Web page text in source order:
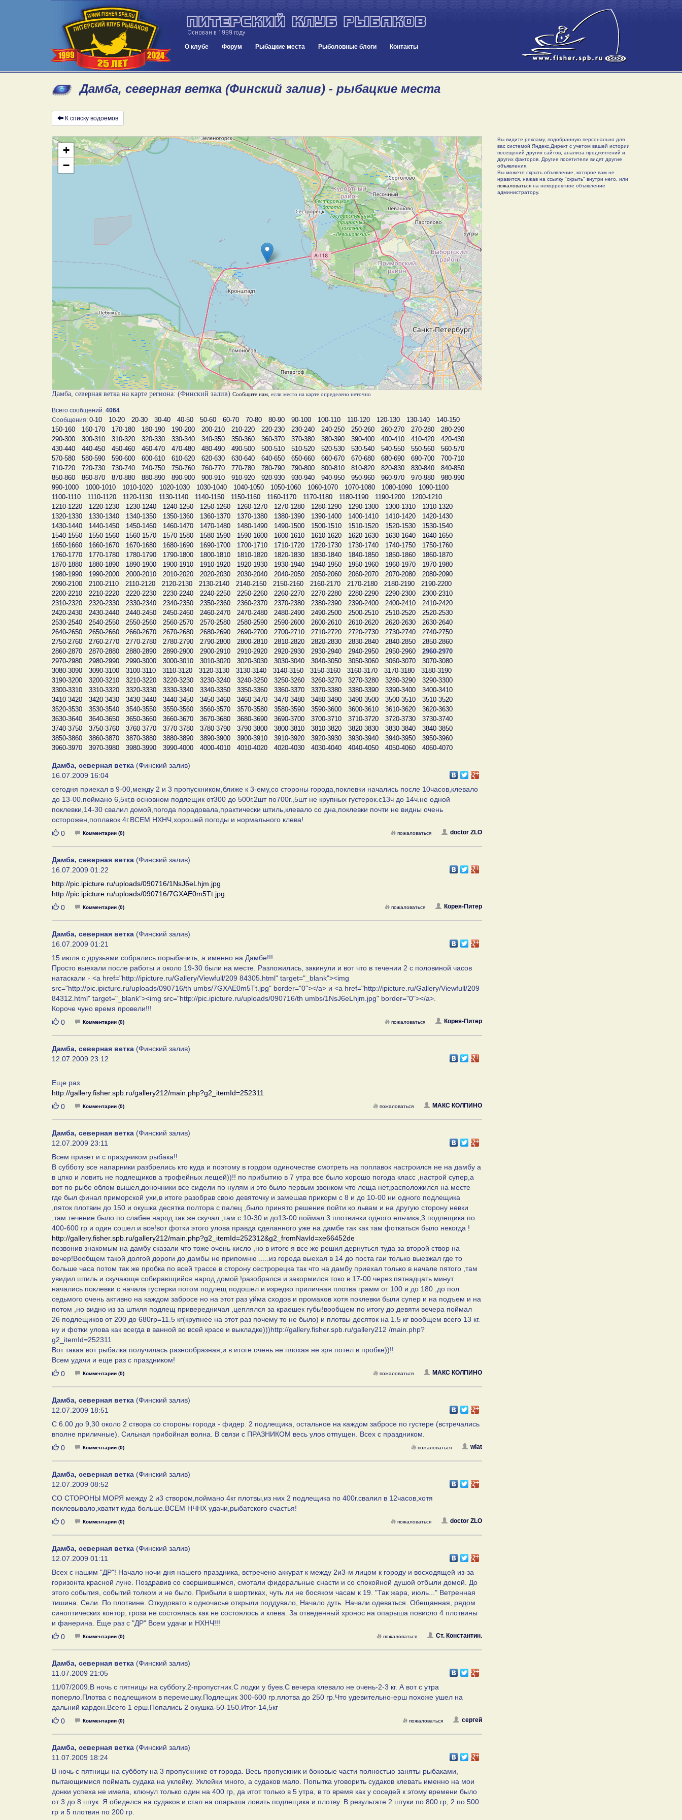
О клубе Форум Рыбацкие места Рыболовные блоги Контакты
Дамба, северная ветка (Финский залив) - рыбацкие места
К списку водоемов
+
−
Дамба, северная ветка на карте региона: (Финский залив) Сообщите нам , если место на карте определено неточно
Всего сообщений: 4064
Сообщения: 0-10 10-20 20-30 30-40 40-50 50-60 60-70 70-80 80-90 90-100 100-110 110-120 120-130 130-140
140-150
150-160
160-170 170-180 180-190 190-200 200-210 210-220 220-230 230-240 240-250 250-260 260-270 270-280
280-290
290-300
300-310 310-320 320-330 330-340 340-350 350-360 360-370 370-380 380-390 390-400 400-410 410-420
420-430
430-440
440-450 450-460 460-470 470-480 480-490 490-500 500-510 510-520 520-530 530-540 540-550 550-560
560-570
570-580
580-590 590-600 600-610 610-620 620-630 630-640 640-650 650-660 660-670 670-680 680-690 690-700
700-710
710-720
720-730 730-740 740-750 750-760 760-770 770-780 780-790 790-800 800-810 810-820 820-830 830-840
840-850
850-860
860-870 870-880 880-890 890-900 900-910 910-920 920-930 930-940 940-950 950-960 960-970 970-980
980-990
990-1000
1000-1010 1010-1020 1020-1030 1030-1040 1040-1050 1050-1060 1060-1070 1070-1080 1080-1090
1090-1100
1100-1110
1110-1120 1120-1130 1130-1140 1140-1150 1150-1160 1160-1170 1170-1180 1180-1190 1190-1200
1200-1210
1210-1220
1220-1230 1230-1240 1240-1250 1250-1260 1260-1270 1270-1280 1280-1290 1290-1300 1300-1310
1310-1320
1320-1330
1330-1340 1340-1350 1350-1360 1360-1370 1370-1380 1380-1390 1390-1400 1400-1410 1410-1420
1420-1430
1430-1440
1440-1450 1450-1460 1460-1470 1470-1480 1480-1490 1490-1500 1500-1510 1510-1520 1520-1530
1530-1540
1540-1550
1550-1560 1560-1570 1570-1580 1580-1590 1590-1600 1600-1610 1610-1620 1620-1630 1630-1640
1640-1650
1650-1660
1660-1670 1670-1680 1680-1690 1690-1700 1700-1710 1710-1720 1720-1730 1730-1740 1740-1750
1750-1760
1760-1770
1770-1780 1780-1790 1790-1800 1800-1810 1810-1820 1820-1830 1830-1840 1840-1850 1850-1860
1860-1870
1870-1880
1880-1890 1890-1900 1900-1910 1910-1920 1920-1930 1930-1940 1940-1950 1950-1960 1960-1970
1970-1980
1980-1990
1990-2000 2000-2010 2010-2020 2020-2030 2030-2040 2040-2050 2050-2060 2060-2070 2070-2080
2080-2090
2090-2100
2100-2110 2110-2120 2120-2130 2130-2140 2140-2150 2150-2160 2160-2170 2170-2180 2180-2190
2190-2200
2200-2210
2210-2220 2220-2230 2230-2240 2240-2250 2250-2260 2260-2270 2270-2280 2280-2290 2290-2300
2300-2310
2310-2320
2320-2330 2330-2340 2340-2350 2350-2360 2360-2370 2370-2380 2380-2390 2390-2400 2400-2410
2410-2420
2420-2430
2430-2440 2440-2450 2450-2460 2460-2470 2470-2480 2480-2490 2490-2500 2500-2510 2510-2520
2520-2530
2530-2540
2540-2550 2550-2560 2560-2570 2570-2580 2580-2590 2590-2600 2600-2610 2610-2620 2620-2630
2630-2640
2640-2650
2650-2660 2660-2670 2670-2680 2680-2690 2690-2700 2700-2710 2710-2720 2720-2730 2730-2740
2740-2750
2750-2760
2760-2770 2770-2780 2780-2790 2790-2800 2800-2810 2810-2820 2820-2830 2830-2840 2840-2850
2850-2860
2860-2870
2870-2880 2880-2890 2890-2900 2900-2910 2910-2920 2920-2930 2930-2940 2940-2950 2950-2960
2960-2970
2970-2980
2980-2990 2990-3000 3000-3010 3010-3020 3020-3030 3030-3040 3040-3050 3050-3060 3060-3070
3070-3080
3080-3090
3090-3100 3100-3110 3110-3120 3120-3130 3130-3140 3140-3150 3150-3160 3160-3170 3170-3180
3180-3190
3190-3200
3200-3210 3210-3220 3220-3230 3230-3240 3240-3250 3250-3260 3260-3270 3270-3280 3280-3290
3290-3300
3300-3310
3310-3320 3320-3330 3330-3340 3340-3350 3350-3360 3360-3370 3370-3380 3380-3390 3390-3400
3400-3410
3410-3420
3420-3430 3430-3440 3440-3450 3450-3460 3460-3470 3470-3480 3480-3490 3490-3500 3500-3510
3510-3520
3520-3530
3530-3540 3540-3550 3550-3560 3560-3570 3570-3580 3580-3590 3590-3600 3600-3610 3610-3620
3620-3630
3630-3640
3640-3650 3650-3660 3660-3670 3670-3680 3680-3690 3690-3700 3700-3710 3710-3720 3720-3730
3730-3740
3740-3750
3750-3760 3760-3770 3770-3780 3780-3790 3790-3800 3800-3810 3810-3820 3820-3830 3830-3840
3840-3850
3850-3860
3860-3870 3870-3880 3880-3890 3890-3900 3900-3910 3910-3920 3920-3930 3930-3940 3940-3950
3950-3960
3960-3970
3970-3980 3980-3990 3990-4000 4000-4010 4010-4020 4020-4030 4030-4040 4040-4050 4050-4060 4060-4070
Дамба, северная ветка (Финский залив)
16.07.2009 16:04
сегодня приехал в 9-00,между 2 и 3 пропускником,ближе к 3-ему,со стороны города,поклевки начались после 10часов,клевало
до 13-00.поймано 6,5кг,в основном подлещик от300 до 500г.2шт по700г.,5шт не крупных густерок.с13ч до 14ч.не одной
поклевки,14-30 свалил домой,погода порадовала,практически штиль,клевало со дна,поклевки почти не видны очень
осторожен,поплавок 4г.ВСЕМ НХНЧ,хорошей погоды и нормального клева!
Нравится
0 Комментарии (0) doctor ZLO
пожаловаться
Дамба, северная ветка (Финский залив)
16.07.2009 01:22
http://pic.ipicture.ru/uploads/090716/1NsJ6eLhjm.jpg
http://pic.ipicture.ru/uploads/090716/7GXAE0m5Tt.jpg
Нравится
0 Комментарии (0) Корея-Питер
пожаловаться
Дамба, северная ветка (Финский залив)
16.07.2009 01:21
15 июля с друзьями собрались порыбачить, а именно на Дамбе!!!
Просто выехали после работы и около 19-30 были на месте. Разложились, закинули и вот что в течении 2 с половиной часов
натаскали - <a href="http://ipicture.ru/Gallery/Viewfull/209 84305.html" target="_blank"><img
src="http://pic.ipicture.ru/uploads/090716/th umbs/7GXAE0m5Tt.jpg" border="0"></a> и <a href="http://ipicture.ru/Gallery/Viewfull/209
84312.html" target="_blank"><img src="http://pic.ipicture.ru/uploads/090716/th umbs/1NsJ6eLhjm.jpg" border="0"></a>.
Короче чуно время провели!!!
Нравится
0 Комментарии (0) Корея-Питер
пожаловаться
Дамба, северная ветка (Финский залив)
12.07.2009 23:12
Еще раз
http://gallery.fisher.spb.ru/gallery212/main.php?g2_itemId=252311
Нравится
0 Комментарии (0) МАКС КОЛПИНО
пожаловаться
Дамба, северная ветка (Финский залив)
12.07.2009 23:11
Всем привет и с праздником рыбака!!
В субботу все напарники разбрелись кто куда и поэтому в гордом одиночестве смотреть на поплавок настроился не на дамбу а
в цпко и ловить не подлещиков а трофейных лещей))!! по прибытию в 7 утра все было хорошо погода класс ,настрой супер,а
вот по рыбе облом вышел,доночники все сидели по нулям и это было первым звонком что леща нет,расположился на месте
где был финал приморской ухи,в итоге разобрав свою девяточку и замешав прикорм с 8 и до 10-00 ни одного подлещика
,пяток плотвин до 150 и окушка десятка полтора с палец ,было принято решение пойти ко львам и на другую сторону невки
,там течение было по слабее народ так же скучал ,там с 10-30 и до13-00 поймал 3 плотвинки одного ельчика,3 подлещика по
400-600 гр и один сошел и все!вот фотки этого улова правда сделанного уже на дамбе так как там фоткаться было некогда !
http://gallery.fisher.spb.ru/gallery212/main.php?g2_itemId=252312&g2_fromNavId=xe66452de
позвонив знакомым на дамбу сказали что тоже очень кисло ,но в итоге я все же решил дернуться туда за второй створ на
вечер!Вообщем такой долгой дороги до дамбы не припомню .....из города выехал в 14 до поста гаи только выезжал где то
больше часа потом так же пробка по всей трассе в сторону сестрорецка так что на дамбу приехал только в начале пятого ,там
увидил штиль и скучающе собирающийся народ домой !разобрался и закормился токо в 17-00 через пятнадцать минут
начались поклевки с начала густерки потом подлещ подошел и изредко приличная плотва грамм от 100 и до 180 ,до пол
седьмого очень активно на каждом забросе но на этот раз уйма сходов и промахов хотя поклевки были супер и на подъем и на
потом ,но видно из за штиля подлещ привередничал ,цеплялся за краешек губы!вообщем по итогу до девяти вечера поймал
26 подлещиков от 200 до 680гр=11.5 кг(крупнее на этот раз почему то не было) и плотвы десяток на 1.5 кг вообщем всего 13 кг.
ну и фотки улова как всегда в ванной во всей красе и выкладке)))http://gallery.fisher.spb.ru/gallery212 /main.php?
g2_itemId=252311
Вот такая вот рыбалка получилась разнообразная,и в итоге очень не плохая не зря потел в пробке))!!
Всем удачи и еще раз с праздником!
Нравится
0 Комментарии (0) МАКС КОЛПИНО
пожаловаться
Дамба, северная ветка (Финский залив)
12.07.2009 18:51
C 6.00 до 9,30 около 2 створа со стороны города - фидер. 2 подлещика, остальное на каждом забросе по густере (встречались
вполне приличные). Cильная прибойная волна. В связи с ПРАЗНИКОМ весь улов отпущен. Всех с праздником.
Нравится
0 Комментарии (0) wlat
пожаловаться
Дамба, северная ветка (Финский залив)
12.07.2009 08:52
СО СТОРОНЫ МОРЯ между 2 и3 створом,поймано 4кг плотвы,из них 2 подлещика по 400г.свалил в 12часов,хотя
поклевывало,хватит куда больше.ВСЕМ НЧНХ удачи,рыбатского счастья!
Нравится
0 Комментарии (0) doctor ZLO
пожаловаться
Дамба, северная ветка (Финский залив)
12.07.2009 01:11
Всех с нашим "ДР"! Начало ночи дня нашего праздника, встречено аккурат к между 2и3-м лицом к городу и восходящей из-за
горизонта красной луне. Поздравив со свершившимся, смотали фидеральные снасти и со спокойной душой отбыли домой. До
этого события, событий толком и не было. Прибыли в шортиках, чуть ли не босяком часам к 19. "Так жара, июль..." Ветренная
тишина. Сели. По плотвине. Откудовато в одночасье открыли поддувало, Начало дуть. Начали одеваться. Обещанная, рядом
синоптических контор, гроза не состоялась как не состоялось и клева. За отведенный хронос на опарыша повисло 4 плотвины
и фанерина. Еще раз с "ДР" Всем удачи и НХНЧ!!!
Нравится
0 Комментарии (0) Ст. Константин.
пожаловаться
Дамба, северная ветка (Финский залив)
11.07.2009 21:05
11/07/2009.В ночь с пятницы на субботу.2-пропустник.С лодки у буев.С вечера клевало не очень-2-3 кг. А вот с утра
поперло.Плотва с подлещиком в перемешку.Подлещик 300-600 гр.плотва до 250 гр.Что удевительно-ерш похоже ушел на
дальний кардон.Всего 1 ерш.Попались 2 окушка-50-150.Итог-14,5кг
Нравится
0 Комментарии (0) сергей
пожаловаться
Дамба, северная ветка (Финский залив)
11.07.2009 18:24
В ночь с пятницы на субботу на 3 пропускнике от города. Весь пропускник и боковые части полностью заняты рыбаками,
пытающимися поймать судака на уклейку. Уклейки много, а судаков мало. Попытка уговорить судаков клевать именно на мои
донки успеха не имела, клюнул только один на 400 гр, да итот только в 5 утра, в то время как у соседей к этому времени было
от 3 до 8 штук. Я обиделся на судаков и стал на опарыша ловить подлещика и плотву. В результате 2 штуки по 800 гр, 2 по 500
гр и 5 плотвин по 200 гр.
Вы видите рекламу, подобранную персонально для
вас системой Яндекс.Директ с учетом вашей истории
посещений других сайтов, анализа предпочтений и
других факторов. Другие посетители видят другие
объявления.
Вы можете скрыть объявление, которое вам не
нравится, нажав на ссылку "скрыть" внутри него, или
пожаловатьсяна некорректное объявление
администратору.